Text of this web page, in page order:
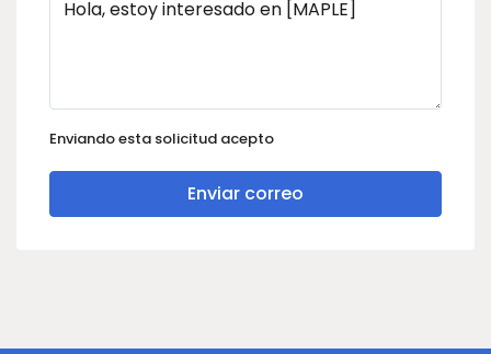
Enviando esta solicitud acepto
Enviar correo